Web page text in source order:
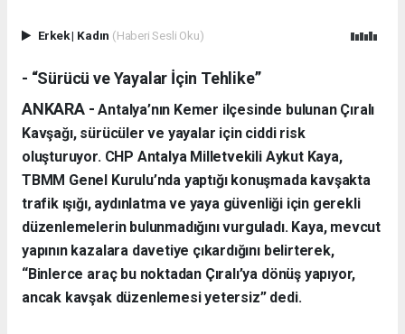
Erkek| Kadın (Haberi Sesli Oku)
- “Sürücü ve Yayalar İçin Tehlike”
ANKARA - Antalya’nın Kemer ilçesinde bulunan Çıralı
Kavşağı, sürücüler ve yayalar için ciddi risk
oluşturuyor. CHP Antalya Milletvekili Aykut Kaya,
TBMM Genel Kurulu’nda yaptığı konuşmada kavşakta
trafik ışığı, aydınlatma ve yaya güvenliği için gerekli
düzenlemelerin bulunmadığını vurguladı. Kaya, mevcut
yapının kazalara davetiye çıkardığını belirterek,
“Binlerce araç bu noktadan Çıralı’ya dönüş yapıyor,
ancak kavşak düzenlemesi yetersiz” dedi.